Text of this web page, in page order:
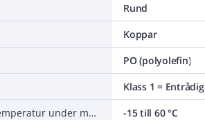
Rund
Koppar
PO (polyolefin)
Klass 1 = Entrådig
Tillåten omgivningstemperatur under montering/hantering
-15 till 60 °C